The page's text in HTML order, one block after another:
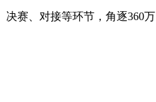
决赛、对接等环节，角逐360万